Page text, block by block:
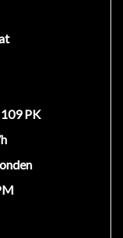
PK